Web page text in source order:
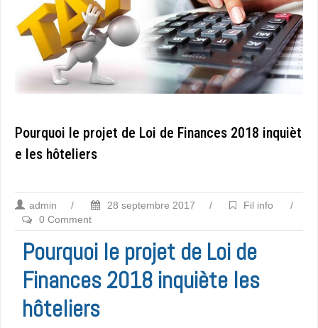
Pourquoi le projet de Loi de Finances 2018 inquièt
e les hôteliers
admin / 28 septembre 2017 / Fil info
/
0 Comment
Pourquoi le projet de Loi de
Finances 2018 inquiète les
hôteliers